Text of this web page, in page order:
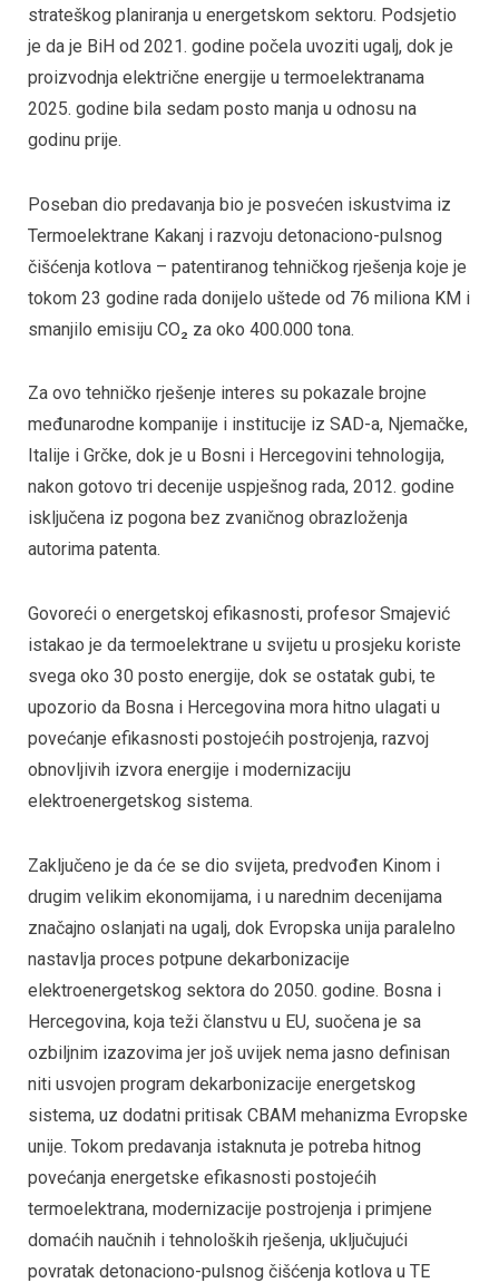
strateškog planiranja u energetskom sektoru. Podsjetio
je da je BiH od 2021. godine počela uvoziti ugalj, dok je
proizvodnja električne energije u termoelektranama
2025. godine bila sedam posto manja u odnosu na
godinu prije.
Poseban dio predavanja bio je posvećen iskustvima iz
Termoelektrane Kakanj i razvoju detonaciono-pulsnog
čišćenja kotlova – patentiranog tehničkog rješenja koje je
tokom 23 godine rada donijelo uštede od 76 miliona KM i
smanjilo emisiju CO₂ za oko 400.000 tona.
Za ovo tehničko rješenje interes su pokazale brojne
međunarodne kompanije i institucije iz SAD-a, Njemačke,
Italije i Grčke, dok je u Bosni i Hercegovini tehnologija,
nakon gotovo tri decenije uspješnog rada, 2012. godine
isključena iz pogona bez zvaničnog obrazloženja
autorima patenta.
Govoreći o energetskoj efikasnosti, profesor Smajević
istakao je da termoelektrane u svijetu u prosjeku koriste
svega oko 30 posto energije, dok se ostatak gubi, te
upozorio da Bosna i Hercegovina mora hitno ulagati u
povećanje efikasnosti postojećih postrojenja, razvoj
obnovljivih izvora energije i modernizaciju
elektroenergetskog sistema.
Zaključeno je da će se dio svijeta, predvođen Kinom i
drugim velikim ekonomijama, i u narednim decenijama
značajno oslanjati na ugalj, dok Evropska unija paralelno
nastavlja proces potpune dekarbonizacije
elektroenergetskog sektora do 2050. godine. Bosna i
Hercegovina, koja teži članstvu u EU, suočena je sa
ozbiljnim izazovima jer još uvijek nema jasno definisan
niti usvojen program dekarbonizacije energetskog
sistema, uz dodatni pritisak CBAM mehanizma Evropske
unije. Tokom predavanja istaknuta je potreba hitnog
povećanja energetske efikasnosti postojećih
termoelektrana, modernizacije postrojenja i primjene
domaćih naučnih i tehnoloških rješenja, uključujući
povratak detonaciono-pulsnog čišćenja kotlova u TE